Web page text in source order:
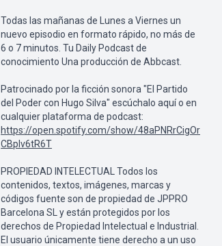
Todas las mañanas de Lunes a Viernes un
nuevo episodio en formato rápido, no más de
6 o 7 minutos. Tu Daily Podcast de
conocimiento Una producción de Abbcast.
Patrocinado por la ficción sonora "El Partido
del Poder con Hugo Silva" escúchalo aquí o en
cualquier plataforma de podcast:
https://open.spotify.com/show/48aPNRrCigOr
CBplv6tR6T
PROPIEDAD INTELECTUAL Todos los
contenidos, textos, imágenes, marcas y
códigos fuente son de propiedad de JPPRO
Barcelona SL y están protegidos por los
derechos de Propiedad Intelectual e Industrial.
El usuario únicamente tiene derecho a un uso